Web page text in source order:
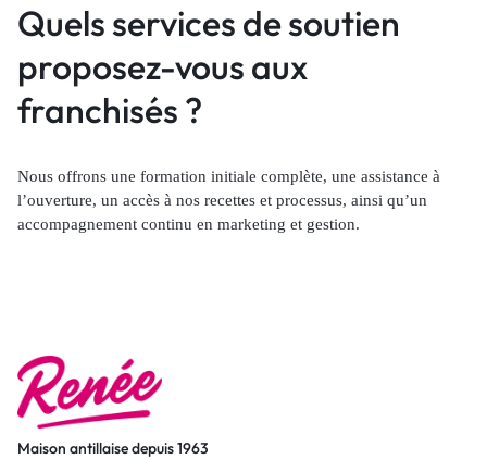
Quels services de soutien
proposez-vous aux
franchisés ?
Nous offrons une formation initiale complète, une assistance à
l’ouverture, un accès à nos recettes et processus, ainsi qu’un
accompagnement continu en marketing et gestion.
Maison antillaise depuis 1963